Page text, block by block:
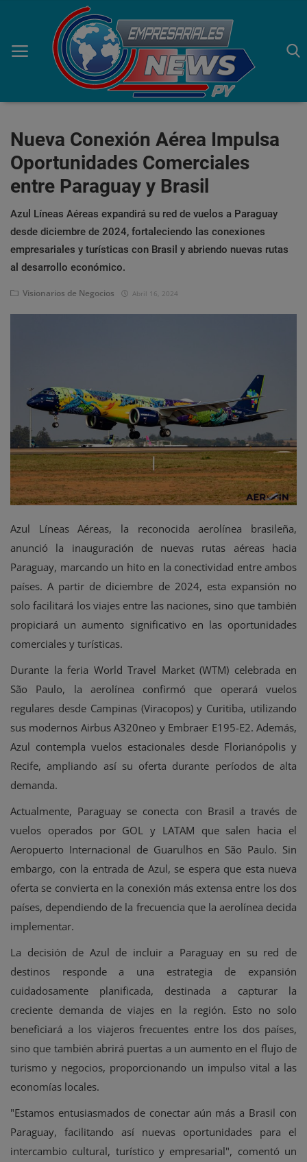
Inicio
Economía
Negocios
Marketing
Eventos
Nueva Conexión Aérea Impulsa
Oportunidades Comerciales
entre Paraguay y Brasil
Azul Líneas Aéreas expandirá su red de vuelos a Paraguay
desde diciembre de 2024, fortaleciendo las conexiones
empresariales y turísticas con Brasil y abriendo nuevas rutas
al desarrollo económico.
Visionarios de Negocios Abril 16, 2024
Azul Líneas Aéreas, la reconocida aerolínea brasileña,
anunció la inauguración de nuevas rutas aéreas hacia
Paraguay, marcando un hito en la conectividad entre ambos
países. A partir de diciembre de 2024, esta expansión no
solo facilitará los viajes entre las naciones, sino que también
propiciará un aumento significativo en las oportunidades
comerciales y turísticas.
Durante la feria World Travel Market (WTM) celebrada en
São Paulo, la aerolínea confirmó que operará vuelos
regulares desde Campinas (Viracopos) y Curitiba, utilizando
sus modernos Airbus A320neo y Embraer E195-E2. Además,
Azul contempla vuelos estacionales desde Florianópolis y
Recife, ampliando así su oferta durante períodos de alta
demanda.
Actualmente, Paraguay se conecta con Brasil a través de
vuelos operados por GOL y LATAM que salen hacia el
Aeropuerto Internacional de Guarulhos en São Paulo. Sin
embargo, con la entrada de Azul, se espera que esta nueva
oferta se convierta en la conexión más extensa entre los dos
países, dependiendo de la frecuencia que la aerolínea decida
implementar.
La decisión de Azul de incluir a Paraguay en su red de
destinos responde a una estrategia de expansión
cuidadosamente planificada, destinada a capturar la
creciente demanda de viajes en la región. Esto no solo
beneficiará a los viajeros frecuentes entre los dos países,
sino que también abrirá puertas a un aumento en el flujo de
turismo y negocios, proporcionando un impulso vital a las
economías locales.
"Estamos entusiasmados de conectar aún más a Brasil con
Paraguay, facilitando así nuevas oportunidades para el
intercambio cultural, turístico y empresarial", comentó un